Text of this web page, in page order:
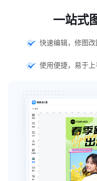
一站式
快速编辑，修图改
使用便捷，易于上